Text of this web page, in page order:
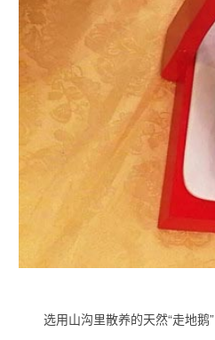
选用山沟里散养的天然“走地鹅”